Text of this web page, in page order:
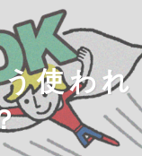
使われ